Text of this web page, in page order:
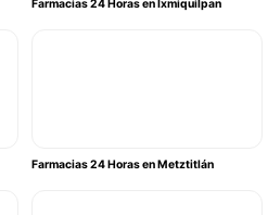
Farmacias 24 Horas en Ixmiquilpan
Farmacias 24 Horas en Metztitlán